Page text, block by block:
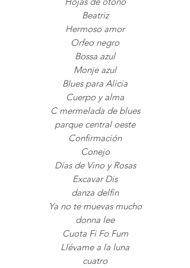
Beatriz
Hermoso amor
Orfeo negro
Bossa azul
Monje azul
Blues para Alicia
Cuerpo y alma
C mermelada de blues
parque central oeste
Confirmación
Conejo
Días de Vino y Rosas
Excavar Dis
danza delfín
Ya no te muevas mucho
donna lee
Cuota Fi Fo Fum
Llévame a la luna
cuatro